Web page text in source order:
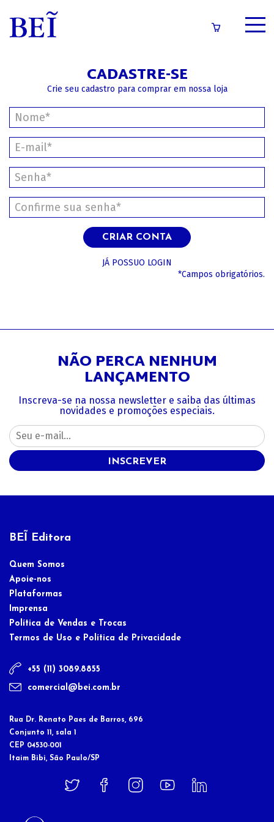
CONTEÚDOS
IMPRENSA
CADASTRE-SE
Crie seu cadastro para comprar em nossa loja
CRIAR CONTA
JÁ POSSUO LOGIN
*Campos obrigatórios.
NÃO PERCA NENHUM
LANÇAMENTO
Inscreva-se na nossa newsletter e saiba das últimas
novidades e promoções especiais.
INSCREVER
BEĨ Editora
Quem Somos
Apoie-nos
Plataformas
Imprensa
Política de Vendas e Trocas
Termos de Uso e Política de Privacidade
+55 (11) 3089.8855
comercial@bei.com.br
Rua Dr. Renato Paes de Barros, 696
Conjunto 11, sala 1
CEP 04530-001
Itaim Bibi, São Paulo/SP